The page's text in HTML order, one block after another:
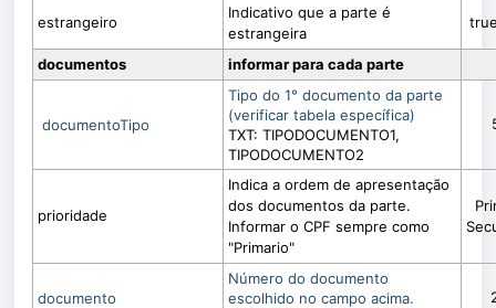
estrangeiro
Indicativo que a parte é
estrangeira
documentos informar para cada parte
documentoTipo
Tipo do 1° documento da parte
(verificar tabela específica)
TXT: TIPODOCUMENTO1,
TIPODOCUMENTO2
prioridade
Indica a ordem de apresentação
dos documentos da parte.
Informar o CPF sempre como
"Primario"
documento
Número do documento
escolhido no campo acima.